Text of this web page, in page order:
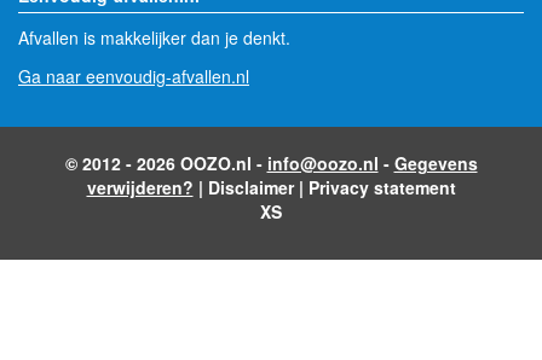
Afvallen is makkelijker dan je denkt.
Ga naar eenvoudig-afvallen.nl
© 2012 - 2026 OOZO.nl - info@oozo.nl - Gegevens
verwijderen? | Disclaimer| Privacy statement
XS